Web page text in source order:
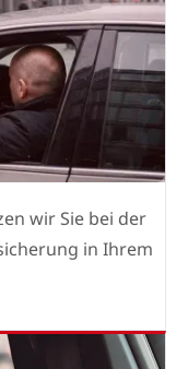
wir Sie bei der
in Ihrem